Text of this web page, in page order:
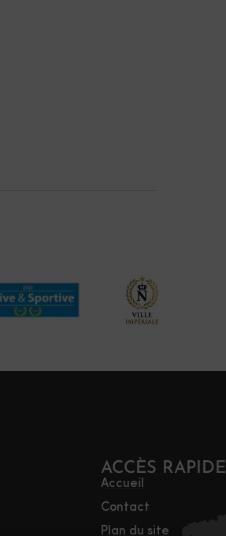
ACCÈS RAPIDE
Accueil
Contact
Plan du site